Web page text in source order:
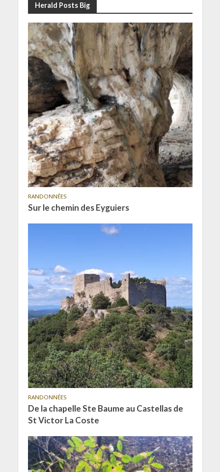
Herald Posts Big
RANDONNÉES
Sur le chemin des Eyguiers
RANDONNÉES
De la chapelle Ste Baume au Castellas de
St Victor La Coste